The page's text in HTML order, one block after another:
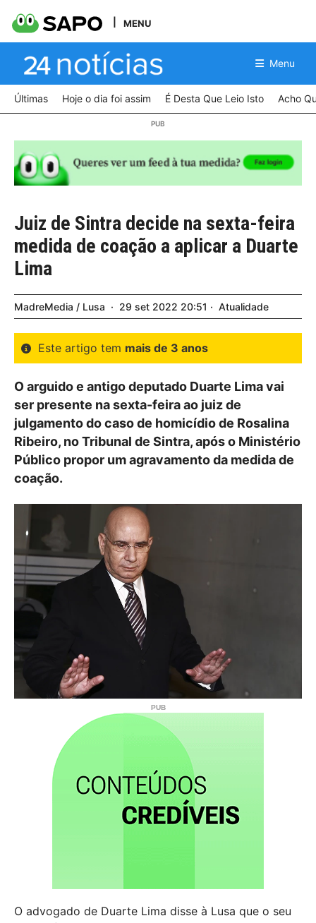
MENU
Menu
Últimas Hoje o dia foi assim É Desta Que Leio Isto Acho
Juiz de Sintra decide na sexta-feira
medida de coação a aplicar a Duarte
Lima
MadreMedia / Lusa 29 set 2022 20:51 Atualidade
Este artigo tem mais de 3 anos
O arguido e antigo deputado Duarte Lima vai
ser presente na sexta-feira ao juiz de
julgamento do caso de homicídio de Rosalina
Ribeiro, no Tribunal de Sintra, após o Ministério
Público propor um agravamento da medida de
coação.
O advogado de Duarte Lima disse à Lusa que o seu